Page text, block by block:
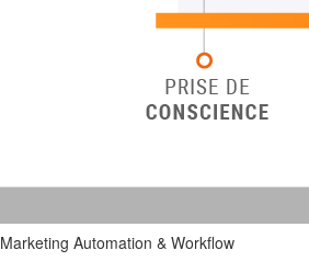
Marketing Automation & Workflow